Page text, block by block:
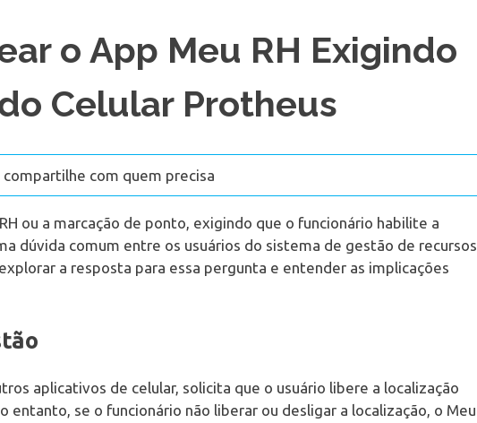
o App Meu RH Exigindo
Celular Protheus
com quem precisa
ou a marcação de ponto, exigindo que o funcionário habilite a
dúvida comum entre os usuários do sistema de gestão de recursos
a resposta para essa pergunta e entender as implicações
aplicativos de celular, solicita que o usuário libere a localização
entanto, se o funcionário não liberar ou desligar a localização, o Meu